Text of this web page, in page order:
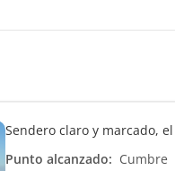
Sendero claro y marcado,
Punto alcanzado: Cumbre